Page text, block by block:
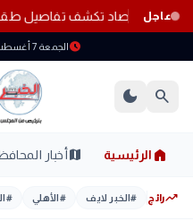
عاجل
المناطق.. الأرصاد تكشف تفاصيل
scheduleالجمعة 7 أغسطس 2026
search
dark_mode
home الرئيسية mapأخبار
trending_upرائج #الخبر لايف #الأهلي #